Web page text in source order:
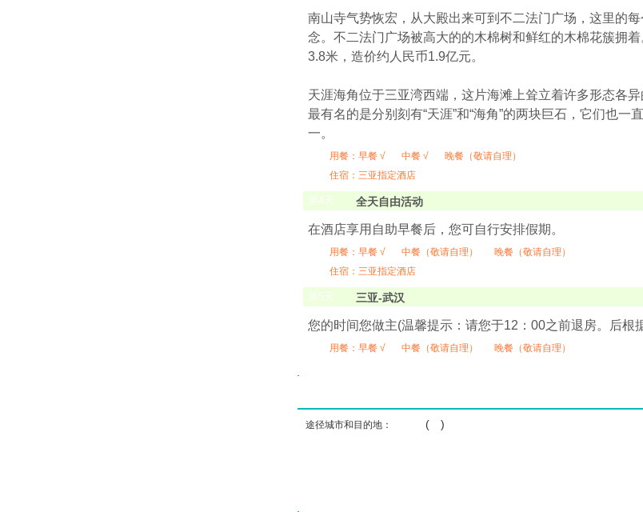
南山寺气势恢宏，从大殿出来可到不二法门广场，这里的
念。不二法门广场被高大的的木棉树和鲜红的木棉花簇拥
3.8米，造价约人民币1.9亿元。
天涯海角位于三亚湾西端，这片海滩上耸立着许多形态各
最有名的是分别刻有“天涯”和“海角”的两块巨石，它们也
一。
用餐： 早餐 √ 中餐 √
晚餐（敬请自理）
住宿：三亚指定酒店
第4天 全天自由活动
在酒店享用自助早餐后，您可自行安排假期。
用餐： 早餐 √ 中餐（敬请自理）
晚餐（敬请自理）
住宿：三亚指定酒店
第5天 三亚-武汉
您的时间您做主(温馨提示：请您于12：00之前退房。后根
用餐： 早餐 √ 中餐（敬请自理） 晚餐（敬请自理）
途径城市和目的地： ( )